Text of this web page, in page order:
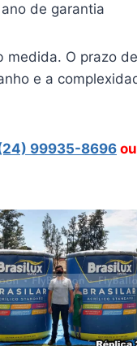
de garantia
medida. O prazo
e a
99935-8696